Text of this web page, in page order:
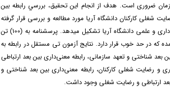
ضروری است. هدف از انجام اين تحقیق، بررسي رابطه‌ بین
شغلی کارکنان دانشگاه آریا مورد مطالعه و بررسی قرار گرفته
است. جامعه آماری این تحقیق را تمام کارمندان اداری و علمی دانشگاه آریا تشکیل میدهد. پرسشنامه به (100) تن
کل پرسشنامه 0.78 بدست آمده که در حد خوب قرار دارد. نتایج آزمون تی مستقل در رابطه به
شناختی و تعهد سازمانی، رابطه معنی‌داری بین بعد ارتباطی
و رضایت شغلی کارکنان، رابطه معنی‌داری بین بعد شناختی و
ارتباطی و رضایت شغلی وجود داشت.